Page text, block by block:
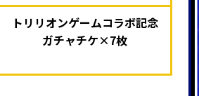
トリリオンゲームコラボ記念
ガチャチケ×7枚